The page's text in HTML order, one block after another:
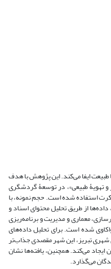
طبیعت ایفا می‌کند. این پژوهش با هدف
و تهویۀ طبیعی»، در توسعۀ گردشگری
استفاده شده است. حجم نمونه، با
عدد 384 به دست آمده است. در بخش کیفی، داده‌ها از طریق تحلیل محتوای اسناد و
معماری و مدیریت و برنامه‌ریزی
شده است. برای تحلیل داده‌های
شهری تبریز، این شهر مقصدی جذاب‌تر
می‌کند. همچنین، یافته‌ها نشان
می‌گذارد.